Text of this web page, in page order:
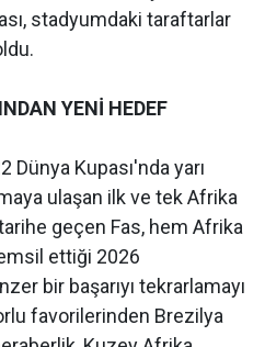
stadyumdaki taraftarlar
YENİ HEDEF
Kupası'nda yarı
ulaşan ilk ve tek Afrika
geçen Fas, hem Afrika
ettiği 2026
bir başarıyı tekrarlamayı
favorilerinden Brezilya